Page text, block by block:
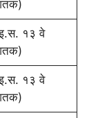
१३ वे
१३ वे